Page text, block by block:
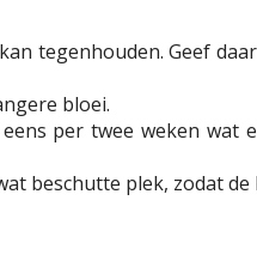
tegenhouden. Geef
bloei.
per twee weken wat
beschutte plek, zodat